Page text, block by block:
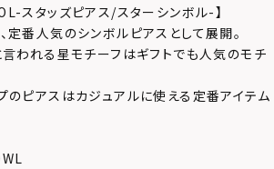
スタッズピアス/スターシンボル-】
番人気のシンボルピアスとして展開。
言われる星モチーフはギフトでも人気のモチ
のピアスはカジュアルに使える定番アイテム